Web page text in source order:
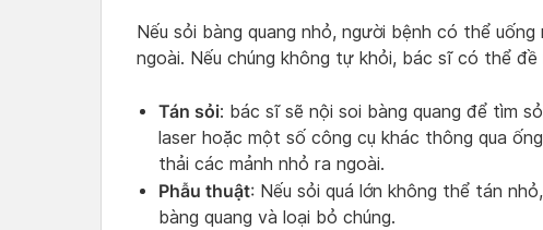
Nếu sỏi bàng quang nhỏ, người bệnh có thể
ngoài. Nếu chúng không tự khỏi, bác sĩ có thể đề
Tán sỏi: bác sĩ sẽ nội soi bàng quang để tìm
laser hoặc một số công cụ khác thông qua
thải các mảnh nhỏ ra ngoài.
Phẫu thuật: Nếu sỏi quá lớn không thể tán
bàng quang và loại bỏ chúng.